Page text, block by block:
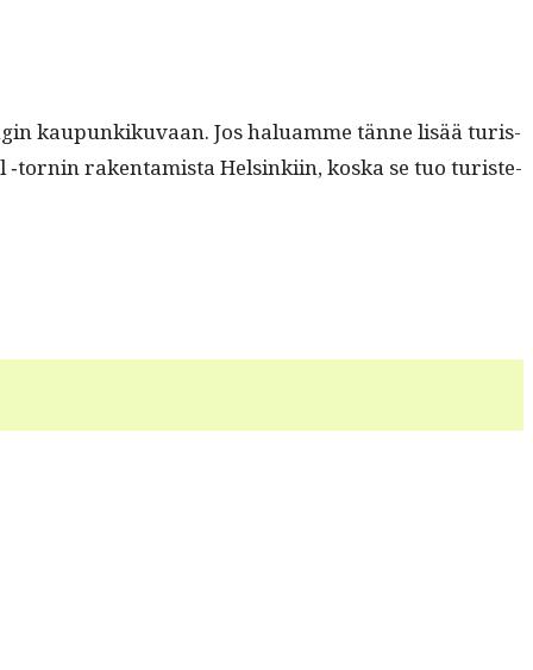
kaupunkiku­vaan. Jos halu­amme tänne lisää tur­is­
‑tornin rak­en­tamista Helsinki­in, kos­ka se tuo tur­is­te­